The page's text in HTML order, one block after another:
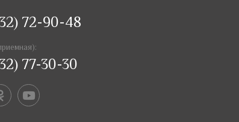
72-90-48
77-30-30